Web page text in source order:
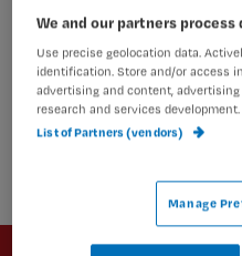
Newsletter
We and our partners
Use precise geolocation data.
identification. Store and/or access
advertising and content,
research and services development.
List of Partners (vendors)
Manage